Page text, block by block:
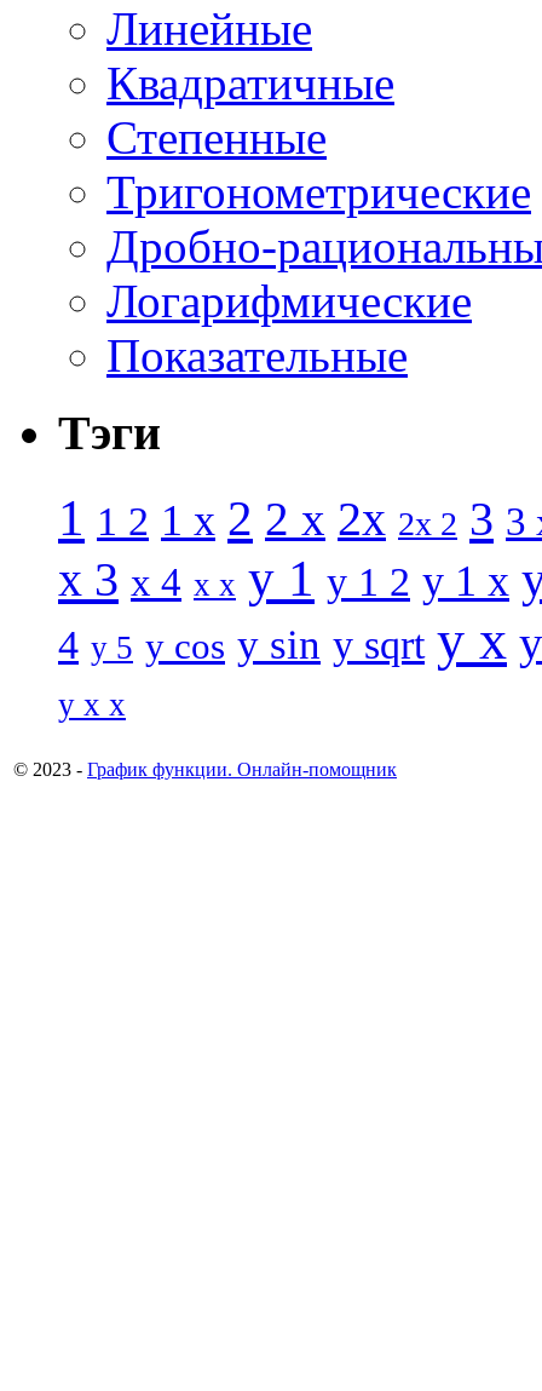
Линейные
Квадратичные
Степенные
Тригонометрические
Дробно-
Логарифмические
Показательные
Тэги
1 1 2 1 x 2 2 x 2x 2x 2 3 3
x 3 x 4 x x y 1 y 1 2 y 1 x
4 y 5 y cos y sin y sqrt y x
y x x
© 2023 - График функции. Онлайн-помощник